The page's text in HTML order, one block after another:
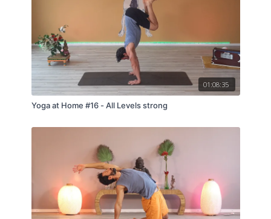
01:08:35
Yoga at Home #16 - All Levels strong